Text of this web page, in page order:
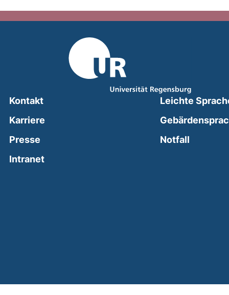
Kontakt
Karriere
Presse
Intranet(external link, opens in a new window)
Leichte
Notfall